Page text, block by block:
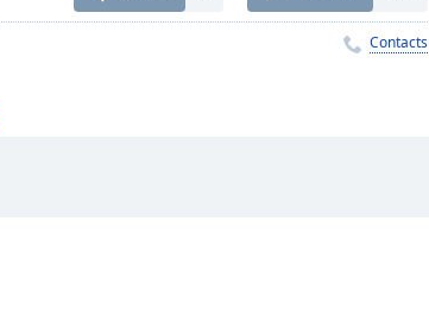
Contacts